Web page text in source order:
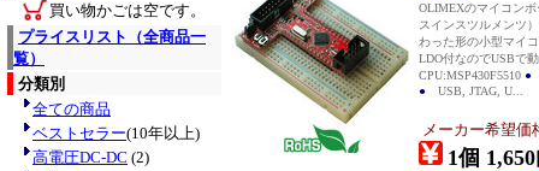
買い物かごは空です。
プライスリスト（全商品一
覧）
分類別
全ての商品
ベストセラー(10年以上)
高電圧DC-DC (2)
OLIMEXのマイコン
スインスツルメンツ
わった形の小型マイ
LDO付なのでUSBで
CPU:MSP430F5510 ●
● USB, JTAG, U...
メーカー希望価
1個 1,650